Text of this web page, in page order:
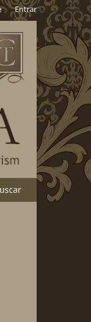
Entrar